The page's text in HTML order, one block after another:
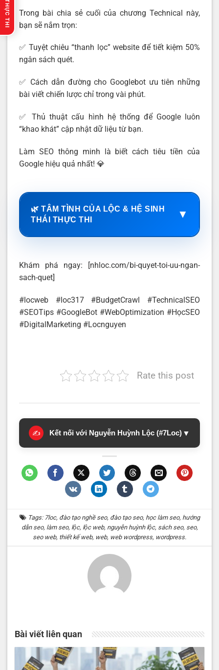
Trong bài chia sẻ cuối của chương Technical này,
bạn sẽ nắm trọn:
✅ Tuyệt chiêu “thanh lọc” website để tiết kiệm 50%
ngân sách quét.
✅ Cách dẫn đường cho Googlebot ưu tiên những
bài viết chiến lược chỉ trong vài phút.
✅ Thủ thuật cấu hình hệ thống để Google luôn
“khao khát” cập nhật dữ liệu từ bạn.
Làm SEO thông minh là biết cách tiêu tiền của
Google hiệu quả nhất! 💎
🌿 TÂM TÌNH CỦA LỘC & HỆ SINH
THÁI THỰC THI
▼
Khám phá ngay: [nhloc.com/bi-quyet-toi-uu-ngan-
sach-quet]
#locweb #loc317 #BudgetCrawl #TechnicalSEO
#SEOTips #GoogleBot #WebOptimization #HọcSEO
#DigitalMarketing #Locnguyen
Rate this post
✍️ Kết nối với Nguyễn Huỳnh Lộc (#7Loc) ▼
Tags: 7loc, đào tạo nghề seo, đào tạo seo, học làm seo, hướng
dẫn seo, làm seo, lộc, lộc web, nguyễn huỳnh lộc, sách seo, seo,
seo web, thiết kế web, web, web wordpress, wordpress.
Bài viết liên quan